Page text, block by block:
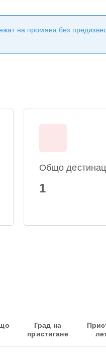
на промяна без
Общо
1
Град на
пристигане